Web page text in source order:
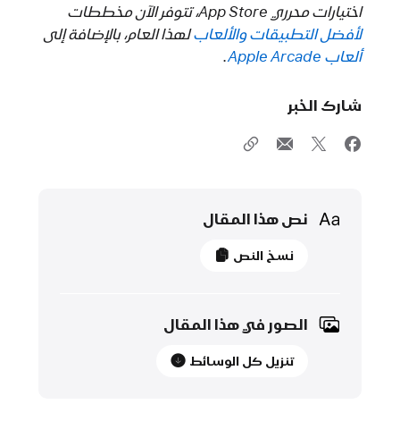
اختيارات محرري App Store،‏ تتوفر الآن مخططات
لأفضل التطبيقاتوالألعابلهذا العام، بالإضافة إلى
ألعاب Apple Arcade‏
.
شارك الخبر
Media
نص هذا المقال
28 نوفمبر 2022
App Store Awards
نسخ النص
الصور في هذا المقال
تنزيل كل الوسائط